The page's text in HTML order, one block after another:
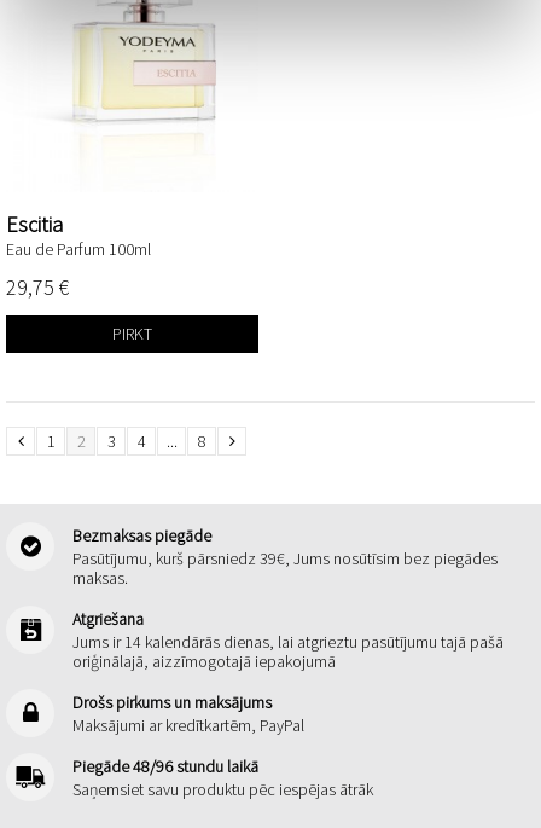
Escitia
Eau de Parfum 100ml
29,75 €
PIRKT
1 2 3 4 ... 8
Bezmaksas piegāde
Pasūtījumu, kurš pārsniedz 39€, Jums nosūtīsim bez piegādes
maksas.
Atgriešana
Jums ir 14 kalendārās dienas, lai atgrieztu pasūtījumu tajā pašā
oriģinālajā, aizzīmogotajā iepakojumā
Drošs pirkums un maksājums
Maksājumi ar kredītkartēm, PayPal
Piegāde 48/96 stundu laikā
Saņemsiet savu produktu pēc iespējas ātrāk